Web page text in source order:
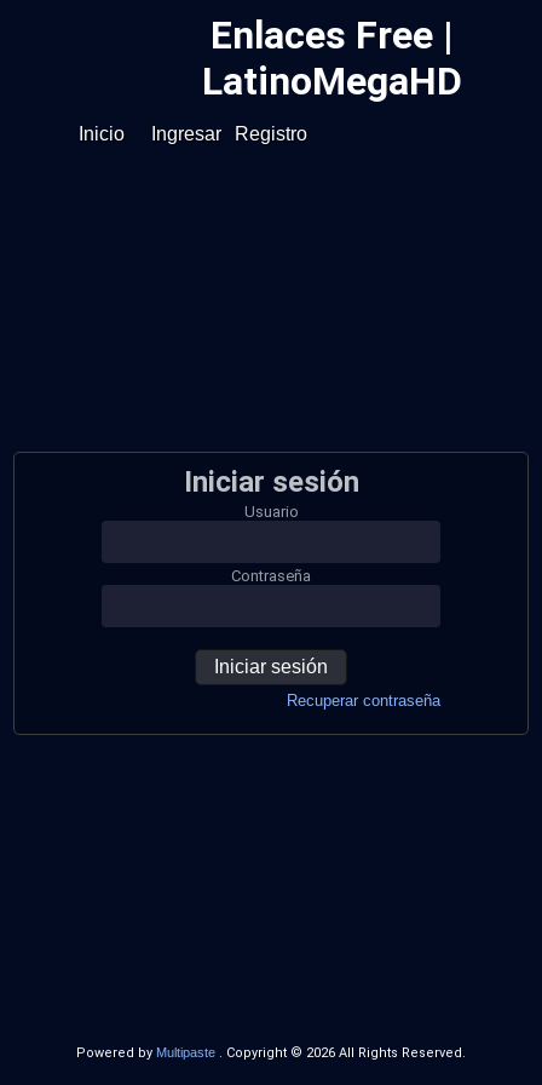
Enlaces Free |
LatinoMegaHD
Inicio Ingresar Registro
Iniciar sesión
Usuario
Contraseña
Iniciar sesión
Recuperar contraseña
Powered by Multipaste . Copyright © 2026 All Rights Reserved.